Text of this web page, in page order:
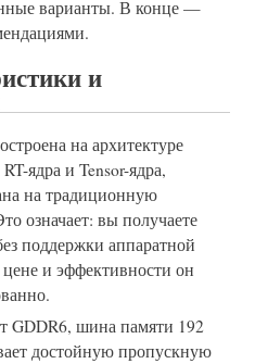
варианты. В конце —
и
на архитектуре
ядра и Tensor-ядра,
на традиционную
означает: вы получаете
поддержки аппаратной
и эффективности он
GDDR6, шина памяти 192
достойную пропускную